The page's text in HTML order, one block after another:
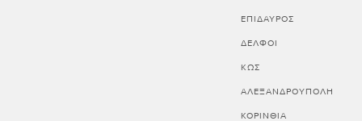
ΕΠΙΔΑΥΡΟΣ
ΔΕΛΦΟΙ
ΚΩΣ
ΑΛΕΞΑΝΔΡΟΥΠΟΛΗ
ΚΟΡΙΝΘΊΑ